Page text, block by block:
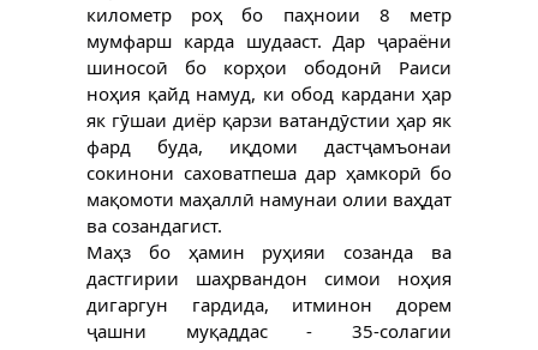
километр роҳ бо паҳноии 8 метр
мумфарш карда шудааст. Дар ҷараёни
шиносоӣ бо корҳои ободонӣ Раиси
ноҳия қайд намуд, ки обод кардани ҳар
як гӯшаи диёр қарзи ватандӯстии ҳар як
фард буда, иқдоми дастҷамъонаи
сокинони саховатпеша дар ҳамкорӣ бо
мақомоти маҳаллӣ намунаи олии ваҳдат
ва созандагист.
Маҳз бо ҳамин руҳияи созанда ва
дастгирии шаҳрвандон симои ноҳия
дигаргун гардида, итминон дорем
ҷашни муқаддас - 35-солагии